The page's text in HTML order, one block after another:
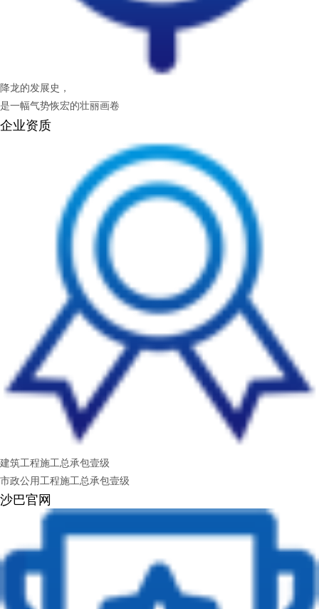
降龙的发展史，
是一幅气势恢宏的壮丽画卷
企业资质
建筑工程施工总承包壹级
市政公用工程施工总承包壹级
沙巴官网